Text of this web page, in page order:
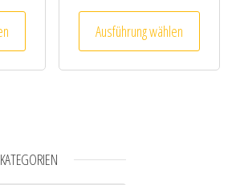
Dieses Produkt weist mehrere Varianten
Ausführung wählen